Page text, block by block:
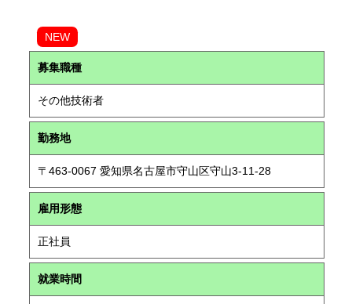
NEW
募集職種
その他技術者
勤務地
〒463-0067 愛知県名古屋市守山区守山3-11-28
雇用形態
正社員
就業時間